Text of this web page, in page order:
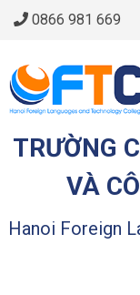
0866 981 669
TRƯỜNG
VÀ
Hanoi Foreign